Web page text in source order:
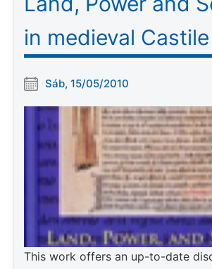
in medieval Castile
Sáb, 15/05/2010
This work offers an up-to-date